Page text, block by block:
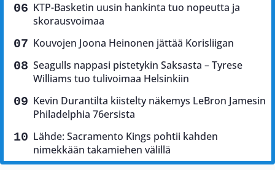
KTP-Basketin uusin hankinta tuo nopeutta ja
skorausvoimaa
Kouvojen Joona Heinonen jättää Korisliigan
Seagulls nappasi pistetykin Saksasta – Tyrese
Williams tuo tulivoimaa Helsinkiin
Kevin Durantilta kiistelty näkemys LeBron Jamesin
Philadelphia 76ersista
Lähde: Sacramento Kings pohtii kahden
nimekkään takamiehen välillä